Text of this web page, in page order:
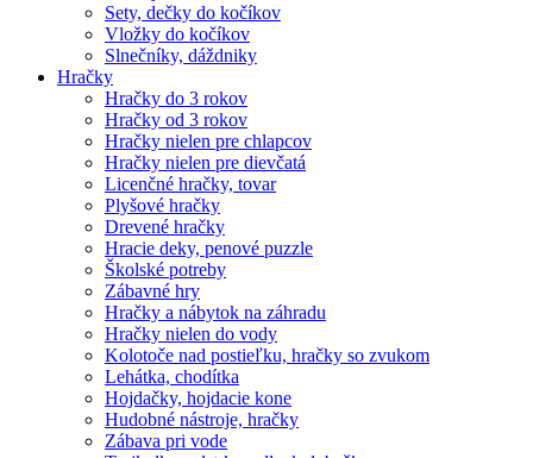
Sety, dečky do kočíkov
Vložky do kočíkov
Slnečníky, dáždniky
Hračky
Hračky do 3 rokov
Hračky od 3 rokov
Hračky nielen pre chlapcov
Hračky nielen pre dievčatá
Licenčné hračky, tovar
Plyšové hračky
Drevené hračky
Hracie deky, penové puzzle
Školské potreby
Zábavné hry
Hračky a nábytok na záhradu
Hračky nielen do vody
Kolotoče nad postieľku, hračky so zvukom
Lehátka, chodítka
Hojdačky, hojdacie kone
Hudobné nástroje, hračky
Zábava pri vode